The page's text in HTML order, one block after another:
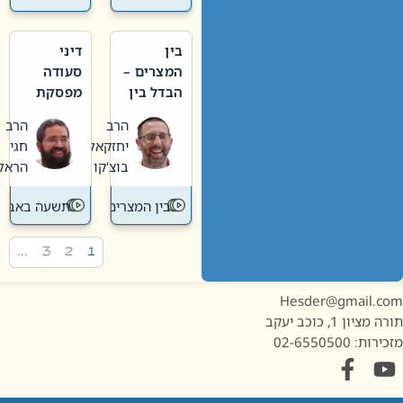
בין
המצרים –
הבדל בין
חדשה
לישנה
הרב
יחזקאל
בוצ'קו
בין המצרים
דיני
סעודה
מפסקת
תשעה
באב
הרב
חגי
הראל
תשעה באב
1, כוכב יעקב
02-6550500